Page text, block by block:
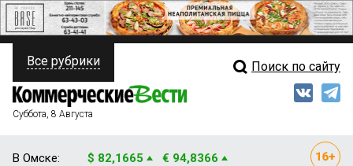
ПОЛИТИКА
ФИНАНСЫ
Свежий выпуск
Все рубрики Поиск по сайту
Суббота, 8 Августа
В Омске: $ 82,1665 € 94,8366